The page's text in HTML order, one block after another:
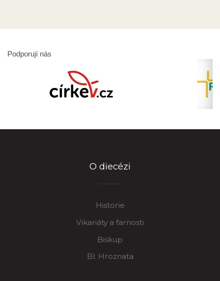
Podporují nás
O diecézi
Historie
Vikariáty a farnosti
Biskup
Bl. Hroznata